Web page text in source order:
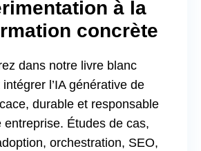
à la
concrète
dans notre livre blanc
l’IA générative de
durable et responsable
entreprise. Études de cas,
orchestration, SEO,